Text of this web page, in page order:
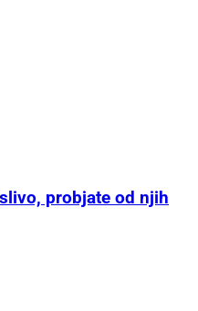
probjate od njih